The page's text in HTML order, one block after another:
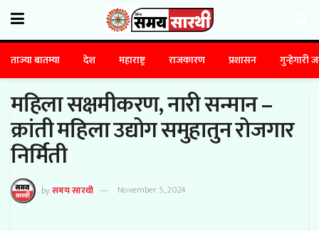
ताज्या बातम्या देश महाराष्ट्र राजकारण प्रशासन गुन्हेगारी
महिला सक्षमीकरण, नारी सन्मान –
क्रांती महिला उद्योग समुहातुन रोजगार
निर्मिती
byसमय सारथी November 5, 2024